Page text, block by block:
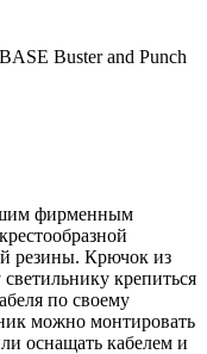
Buster and Punch
фирменным
резины. Крючок из
крепиться
по своему
можно монтировать
оснащать кабелем и